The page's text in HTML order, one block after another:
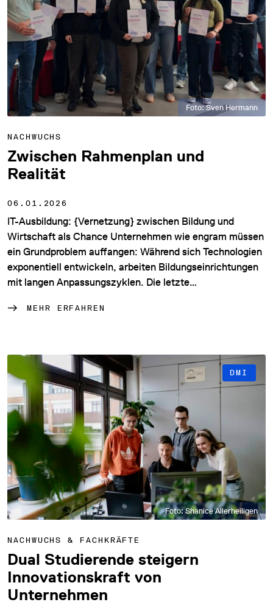
Foto: Sven Hermann
NACHWUCHS
Zwischen Rahmenplan und
Realität
06.01.2026
IT-Ausbildung: {Vernetzung} zwischen Bildung und
Wirtschaft als Chance Unternehmen wie engram müssen
ein Grundproblem auffangen: Während sich Technologien
exponentiell entwickeln, arbeiten Bildungseinrichtungen
mit langen Anpassungszyklen. Die letzte…
MEHR ERFAHREN
Foto: Shanice Allerheiligen
DMI
NACHWUCHS & FACHKRÄFTE
Dual Studierende steigern
Innovationskraft von
Unternehmen